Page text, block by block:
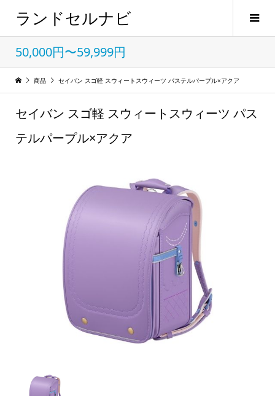
ランドセルナビ
50,000円〜59,999円
商品 セイバン スゴ軽 スウィートスウィーツ パステルパープル×アクア
セイバン スゴ軽 スウィートスウィーツ パス
テルパープル×アクア